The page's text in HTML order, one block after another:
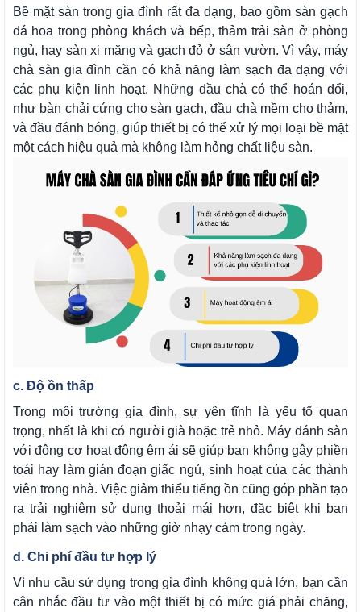
Bề mặt sàn trong gia đình rất đa dạng, bao gồm sàn gạch
đá hoa trong phòng khách và bếp, thảm trải sàn ở phòng
ngủ, hay sàn xi măng và gạch đỏ ở sân vườn. Vì vậy, máy
chà sàn gia đình cần có khả năng làm sạch đa dạng với
các phụ kiện linh hoạt. Những đầu chà có thể hoán đổi,
như bàn chải cứng cho sàn gạch, đầu chà mềm cho thảm,
và đầu đánh bóng, giúp thiết bị có thể xử lý mọi loại bề mặt
một cách hiệu quả mà không làm hỏng chất liệu sàn.
c. Độ ồn thấp
Trong môi trường gia đình, sự yên tĩnh là yếu tố quan
trọng, nhất là khi có người già hoặc trẻ nhỏ. Máy đánh sàn
với động cơ hoạt động êm ái sẽ giúp bạn không gây phiền
toái hay làm gián đoạn giấc ngủ, sinh hoạt của các thành
viên trong nhà. Việc giảm thiểu tiếng ồn cũng góp phần tạo
ra trải nghiệm sử dụng thoải mái hơn, đặc biệt khi bạn
phải làm sạch vào những giờ nhạy cảm trong ngày.
d. Chi phí đầu tư hợp lý
Vì nhu cầu sử dụng trong gia đình không quá lớn, bạn cần
cân nhắc đầu tư vào một thiết bị có mức giá phải chăng,